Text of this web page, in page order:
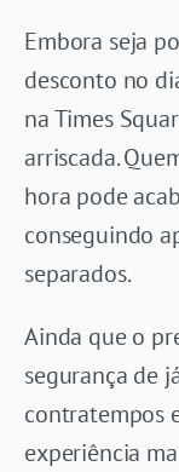
Embora seja
desconto no
na Times
arriscada.
hora pode
conseguindo
separados.
Ainda que o
segurança de
contratempos
experiência